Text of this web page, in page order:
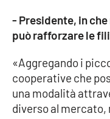
STREAMING
LaC TV
LaC Network
LaC OnAir
- Presidente, in
può rafforzare le
«Aggregando i
cooperative che
una modalità
diverso al mercato,